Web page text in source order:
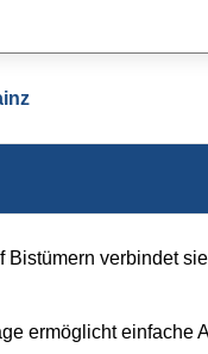
verbindet
ermöglicht einfache